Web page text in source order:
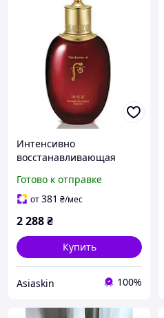
Интенсивно
восстанавливающая
Whoo Jinyul Essential
Revitalizing Emulsion 110
Готово к отправке
от381 ₴/мес
2 288₴
Купить
Asiaskin 100%